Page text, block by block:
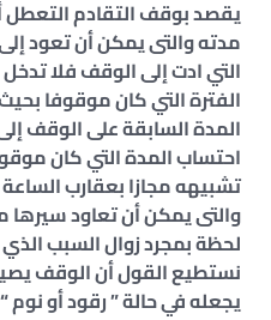
يقصد بوقف التقادم
مدته والتى يمكن أن تعود
التي ادت إلى الوقف فلا
الفترة التي كان موقوفا
المدة السابقة على الوقف
احتساب المدة التي كان
تشبيهه مجازا بعقارب
والتى يمكن أن تعاود
لحظة بمجرد زوال السبب
نستطيع القول أن الوقف
يجعله في حالة ” رقود أو نوم “